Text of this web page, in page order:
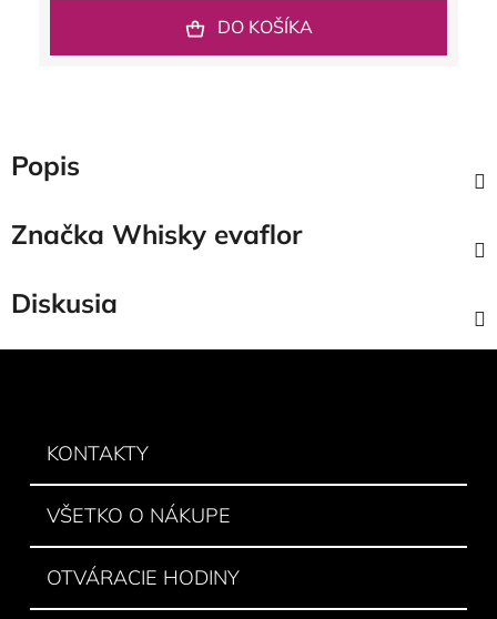
DO KOŠÍKA
Popis
Značka Whisky evaflor
Diskusia
KONTAKTY
VŠETKO O NÁKUPE
OTVÁRACIE HODINY